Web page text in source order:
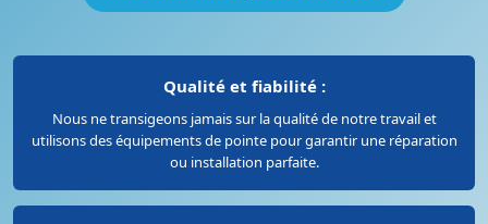
Qualité et fiabilité :
Nous ne transigeons jamais sur la qualité de notre travail et
utilisons des équipements de pointe pour garantir une réparation
ou installation parfaite.